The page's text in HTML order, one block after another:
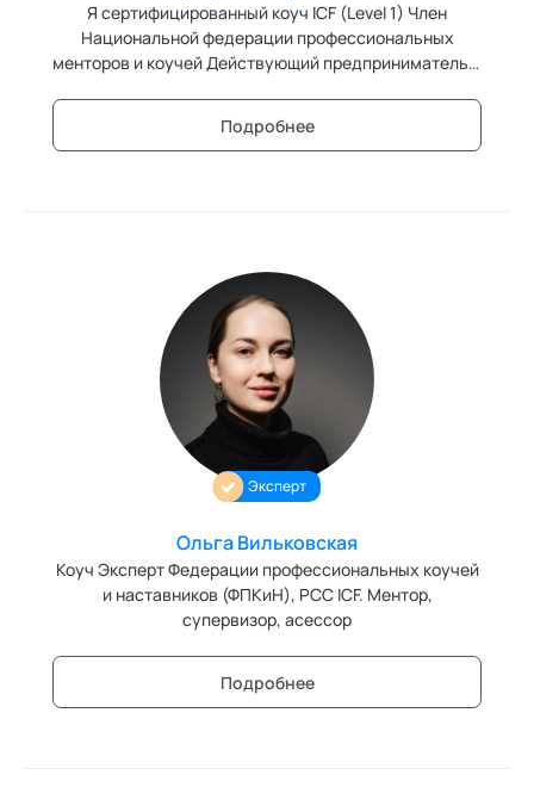
Я сертифицированный коуч ICF (Level 1) Член
Национальной федерации профессиональных
менторов и коучей Действующий предприниматель в
Подробнее
Эксперт
Ольга Вильковская
Коуч Эксперт Федерации профессиональных коучей
и наставников (ФПКиН), PCC ICF. Ментор,
супервизор, асессор
Подробнее